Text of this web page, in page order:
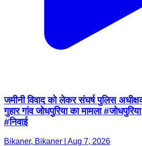
जमीनी विवाद को लेकर संघर्ष पुलिस
गुहार गांव जोधपुरिया का मामला
#निवाई
Bikaner, Bikaner | Aug 7, 2026